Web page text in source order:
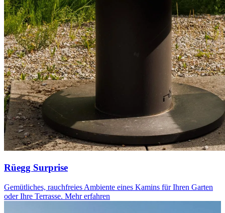
Rüegg Surprise
Gemütliches, rauchfreies Ambiente eines Kamins für Ihren Garten
oder Ihre Terrasse. Mehr erfahren